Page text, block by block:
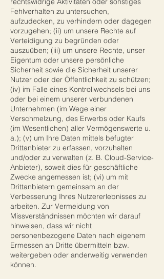
Fehlverhalten zu untersuchen,
aufzudecken, zu verhindern oder dagegen
vorzugehen; (ii) um unsere Rechte auf
Verteidigung zu begründen oder
auszuüben; (iii) um unsere Rechte, unser
Eigentum oder unsere persönliche
Sicherheit sowie die Sicherheit unserer
Nutzer oder der Öffentlichkeit zu schützen;
(iv) im Falle eines Kontrollwechsels bei uns
oder bei einem unserer verbundenen
Unternehmen (im Wege einer
Verschmelzung, des Erwerbs oder Kaufs
(im Wesentlichen) aller Vermögenswerte u.
a.); (v) um Ihre Daten mittels befugter
Drittanbieter zu erfassen, vorzuhalten
und/oder zu verwalten (z. B. Cloud-Service-
Anbieter), soweit dies für geschäftliche
Zwecke angemessen ist; (vi) um mit
Drittanbietern gemeinsam an der
Verbesserung Ihres Nutzererlebnisses zu
arbeiten. Zur Vermeidung von
Missverständnissen möchten wir darauf
hinweisen, dass wir nicht
personenbezogene Daten nach eigenem
Ermessen an Dritte übermitteln bzw.
weitergeben oder anderweitig verwenden
können.